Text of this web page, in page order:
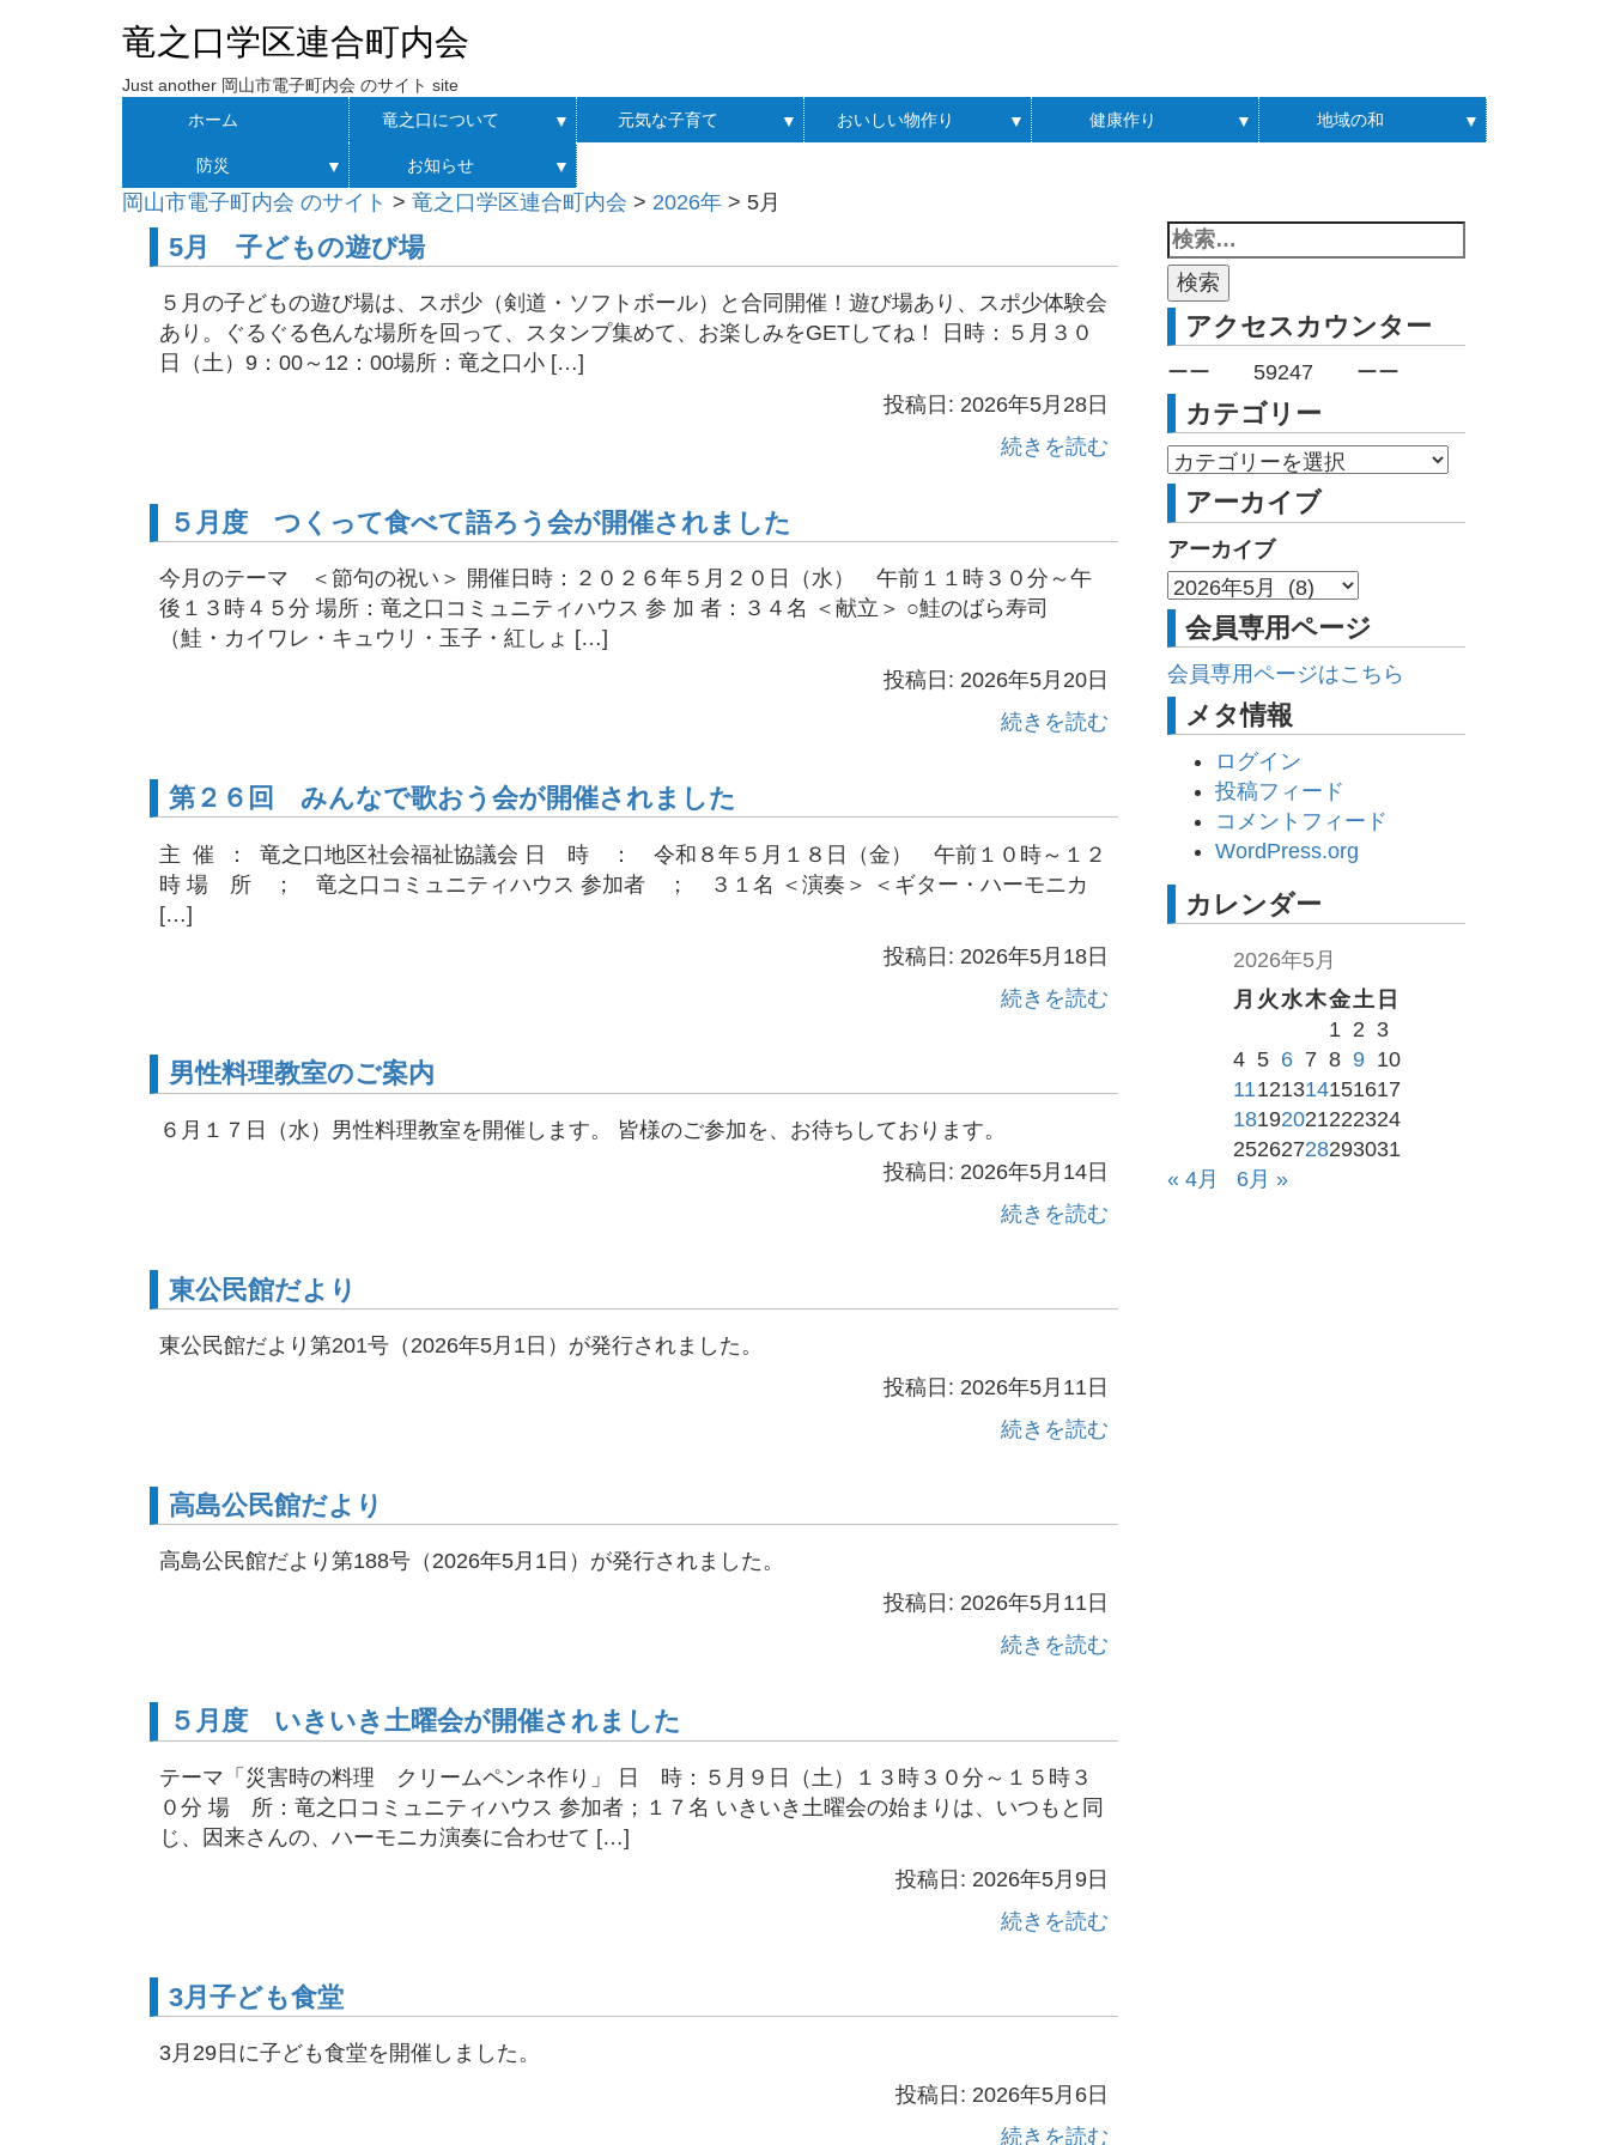
竜之口学区連合町内会
Just another 岡山市電子町内会 のサイト site
ホーム
竜之口について ▼ 元気な子育て ▼ おいしい物作り ▼ 健康作り ▼ 地域の和 ▼
防災 ▼ お知らせ ▼
岡山市電子町内会 のサイト > 竜之口学区連合町内会 > 2026年 > 5月
5月 子どもの遊び場
５月の子どもの遊び場は、スポ少（剣道・ソフトボール）と合同開催！遊び場あり、スポ少体験会
あり。ぐるぐる色んな場所を回って、スタンプ集めて、お楽しみをGETしてね！ 日時：５月３０
日（土）9：00～12：00場所：竜之口小 […]
投稿日: 2026年5月28日
続きを読む
５月度 つくって食べて語ろう会が開催されました
今月のテーマ ＜節句の祝い＞ 開催日時：２０２６年５月２０日（水） 午前１１時３０分～午
後１３時４５分 場所：竜之口コミュニティハウス 参 加 者：３４名 ＜献立＞ ○鮭のばら寿司
（鮭・カイワレ・キュウリ・玉子・紅しょ […]
投稿日: 2026年5月20日
続きを読む
第２６回 みんなで歌おう会が開催されました
主 催 ： 竜之口地区社会福祉協議会 日 時 ： 令和８年５月１８日（金） 午前１０時～１２
時 場 所 ； 竜之口コミュニティハウス 参加者 ； ３１名 ＜演奏＞ ＜ギター・ハーモニカ
[…]
投稿日: 2026年5月18日
続きを読む
男性料理教室のご案内
６月１７日（水）男性料理教室を開催します。 皆様のご参加を、お待ちしております。
投稿日: 2026年5月14日
続きを読む
東公民館だより
東公民館だより第201号（2026年5月1日）が発行されました。
投稿日: 2026年5月11日
続きを読む
高島公民館だより
高島公民館だより第188号（2026年5月1日）が発行されました。
投稿日: 2026年5月11日
続きを読む
５月度 いきいき土曜会が開催されました
テーマ「災害時の料理 クリームペンネ作り」 日 時：５月９日（土）１３時３０分～１５時３
０分 場 所：竜之口コミュニティハウス 参加者；１７名 いきいき土曜会の始まりは、いつもと同
じ、因来さんの、ハーモニカ演奏に合わせて […]
投稿日: 2026年5月9日
続きを読む
3月子ども食堂
3月29日に子ども食堂を開催しました。
投稿日: 2026年5月6日
続きを読む
アクセスカウンター
ーー 59247 ーー
カテゴリー
アーカイブ
アーカイブ
会員専用ページ
会員専用ページはこちら
メタ情報
ログイン
投稿フィード
コメントフィード
WordPress.org
カレンダー
2026年5月
月 火 水木金 土 日
1 2 3
4 5 6 7 8 9 10
11121314151617
18192021222324
25262728293031
« 4月
6月 »